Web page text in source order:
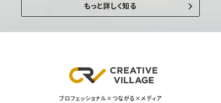
もっと詳しく知る
プロフェッショナル×つながる×メディア